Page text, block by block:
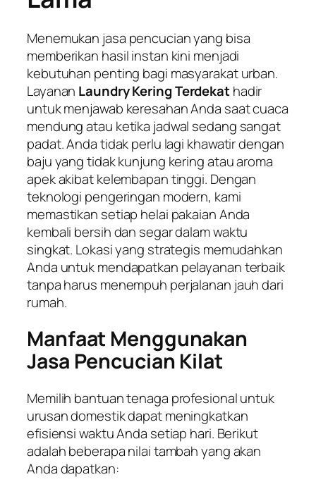
Menemukan jasa pencucian yang bisa
memberikan hasil instan kini menjadi
kebutuhan penting bagi masyarakat urban.
Layanan Laundry Kering Terdekathadir
untuk menjawab keresahan Anda saat cuaca
mendung atau ketika jadwal sedang sangat
padat. Anda tidak perlu lagi khawatir dengan
baju yang tidak kunjung kering atau aroma
apek akibat kelembapan tinggi. Dengan
teknologi pengeringan modern, kami
memastikan setiap helai pakaian Anda
kembali bersih dan segar dalam waktu
singkat. Lokasi yang strategis memudahkan
Anda untuk mendapatkan pelayanan terbaik
tanpa harus menempuh perjalanan jauh dari
rumah.
Manfaat Menggunakan
Jasa Pencucian Kilat
Memilih bantuan tenaga profesional untuk
urusan domestik dapat meningkatkan
efisiensi waktu Anda setiap hari. Berikut
adalah beberapa nilai tambah yang akan
Anda dapatkan: